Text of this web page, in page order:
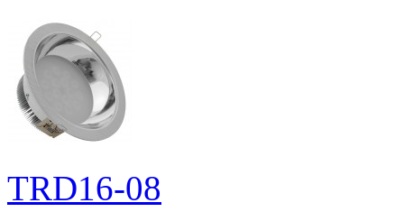
TRD16-08